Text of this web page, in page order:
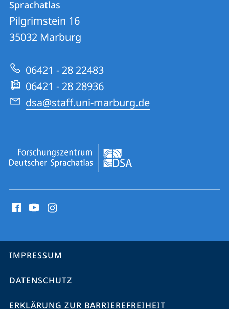
Informationen
zur
Website
|
Forschungszentrum
Sprachatlas
Sprachatlas
Pilgrimstein 16
35032 Marburg
06421 - 28 22483
06421 - 28 28936
dsa@staff.uni-marburg.de
Media
Service-
Navigation
IMPRESSUM
DATENSCHUTZ
ERKLÄRUNG ZUR BARRIEREFREIHEIT